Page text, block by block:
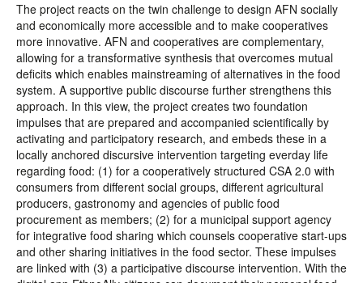
The project reacts on the twin challenge to design AFN socially
and economically more accessible and to make cooperatives
more innovative. AFN and cooperatives are complementary,
allowing for a transformative synthesis that overcomes mutual
deficits which enables mainstreaming of alternatives in the food
system. A supportive public discourse further strengthens this
approach. In this view, the project creates two foundation
impulses that are prepared and accompanied scientifically by
activating and participatory research, and embeds these in a
locally anchored discursive intervention targeting everday life
regarding food: (1) for a cooperatively structured CSA 2.0 with
consumers from different social groups, different agricultural
producers, gastronomy and agencies of public food
procurement as members; (2) for a municipal support agency
for integrative food sharing which counsels cooperative start-ups
and other sharing initiatives in the food sector. These impulses
are linked with (3) a participative discourse intervention. With the